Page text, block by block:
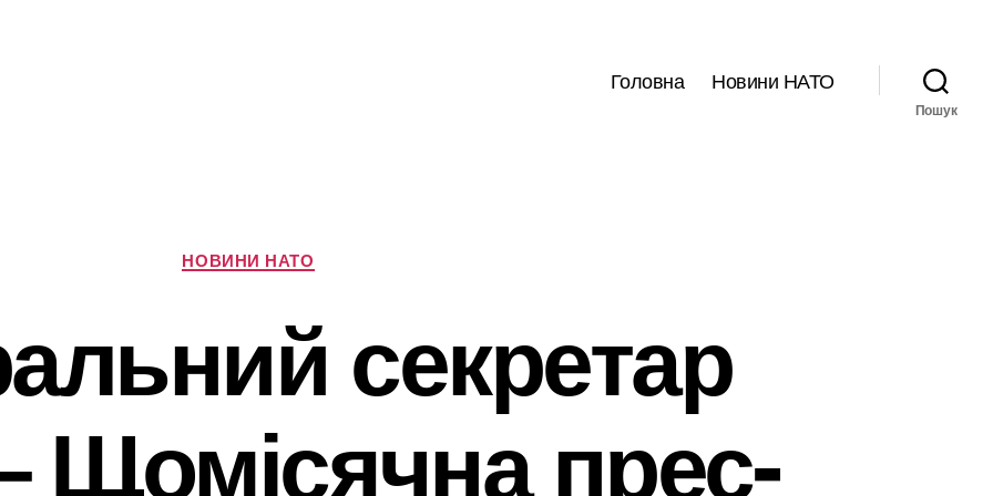
Головна Новини НАТО
Пошук
Категорії
НОВИНИ НАТО
секретар
Щомісячна прес-